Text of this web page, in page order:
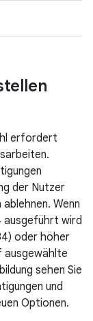
erfordert
der Nutzer
Wenn
ausgeführt wird
oder höher
ausgewählte
sehen Sie
und
Optionen.